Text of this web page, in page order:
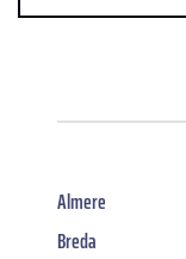
Almere
Breda